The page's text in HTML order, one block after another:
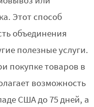
Этот способ
объединения
полезные услуги.
покупке товаров в
возможность
США до 75 дней, а